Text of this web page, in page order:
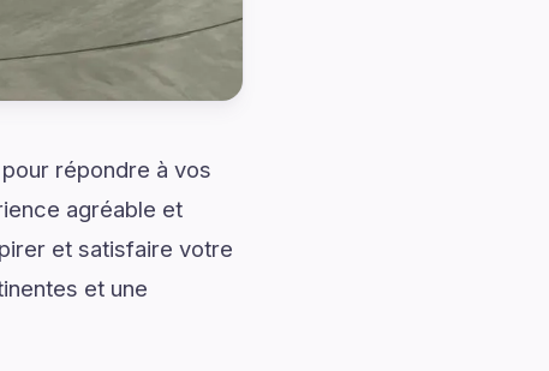
répondre à vos
agréable et
et satisfaire votre
et une